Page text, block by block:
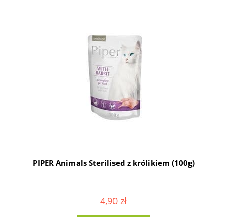
PIPER Animals Sterilised z królikiem (100g)
4,90 zł